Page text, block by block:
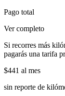
Pago total
Ver completo
Si recorres más
pagarás una tarifa
$441 al mes
sin reporte de